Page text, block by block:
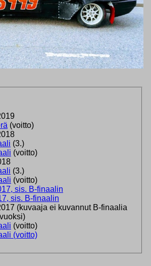
(voitto)
(3.)
(voitto)
(3.)
(voitto)
sis. B-finaalin
sis. B-finaalin
(kuvaaja ei kuvannut B-finaalia
(voitto)
(voitto)